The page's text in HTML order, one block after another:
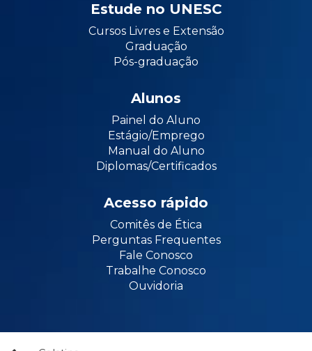
Estude no UNESC
Cursos Livres e Extensão
Graduação
Pós-graduação
Alunos
Painel do Aluno
Estágio/Emprego
Manual do Aluno
Diplomas/Certificados
Acesso rápido
Comitês de Ética
Perguntas Frequentes
Fale Conosco
Trabalhe Conosco
Ouvidoria